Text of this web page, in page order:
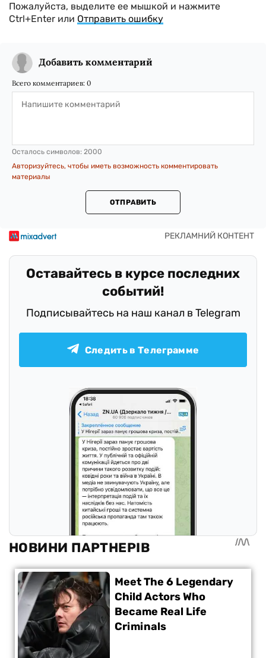
Пожалуйста, выделите ее мышкой и нажмите
Ctrl+Enter или Отправить ошибку
Добавить комментарий
Всего комментариев: 0
Осталось символов: 2000
Авторизуйтесь, чтобы иметь возможность комментировать
материалы
ОТПРАВИТЬ
Оставайтесь в курсе последних
событий!
Подписывайтесь на наш канал в Telegram
Следить в Телеграмме